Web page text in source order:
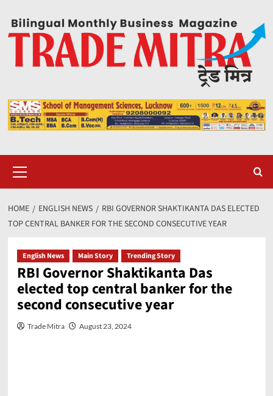
content
Menu
HOME ENGLISH NEWS
RBI GOVERNOR SHAKTIKANTA DAS ELECTED
TOP CENTRAL BANKER FOR THE SECOND CONSECUTIVE YEAR
English News Main Story Trending Story
RBI Governor Shaktikanta Das
elected top central banker for the
second consecutive year
Trade Mitra August 23, 2024